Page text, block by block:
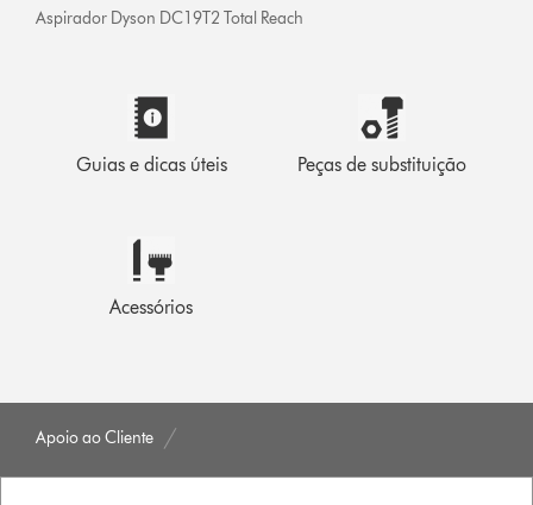
Aspirador Dyson DC19T2 Total Reach
Guias e dicas úteis Peças de substituição
Acessórios
Apoio ao Cliente